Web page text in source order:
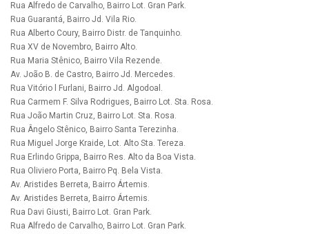
Rua Alfredo de Carvalho, Bairro Lot. Gran Park.
Rua Guarantá, Bairro Jd. Vila Rio.
Rua Alberto Coury, Bairro Distr. de Tanquinho.
Rua XV de Novembro, Bairro Alto.
Rua Maria Stênico, Bairro Vila Rezende.
Av. João B. de Castro, Bairro Jd. Mercedes.
Rua Vitório l Furlani, Bairro Jd. Algodoal.
Rua Carmem F. Silva Rodrigues, Bairro Lot. Sta. Rosa.
Rua João Martin Cruz, Bairro Lot. Sta. Rosa.
Rua Ângelo Stênico, Bairro Santa Terezinha.
Rua Miguel Jorge Kraide, Lot. Alto Sta. Tereza.
Rua Erlindo Grippa, Bairro Res. Alto da Boa Vista.
Rua Oliviero Porta, Bairro Pq. Bela Vista.
Av. Aristides Berreta, Bairro Ártemis.
Av. Aristides Berreta, Bairro Ártemis.
Rua Davi Giusti, Bairro Lot. Gran Park.
Rua Alfredo de Carvalho, Bairro Lot. Gran Park.